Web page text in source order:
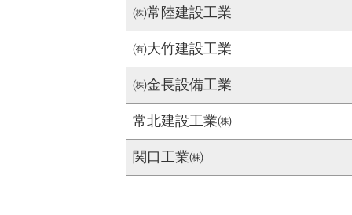
㈱常陸建設工業
㈲大竹建設工業
㈱金長設備工業
常北建設工業㈱
関口工業㈱